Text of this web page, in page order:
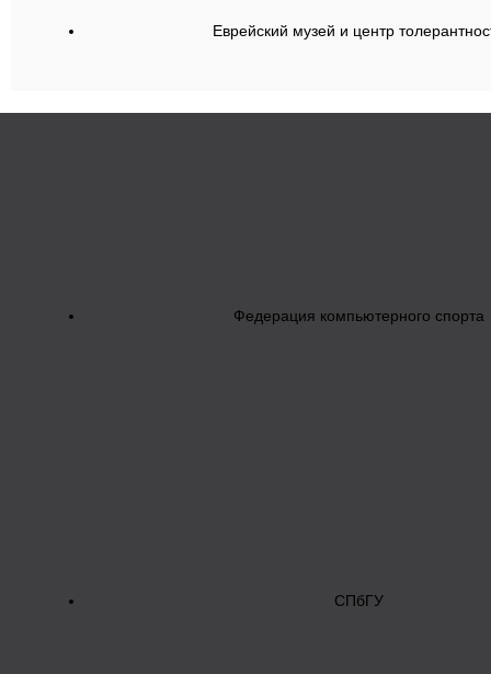
Еврейский музей и центр
Федерация компьютерного спорта
СПбГУ